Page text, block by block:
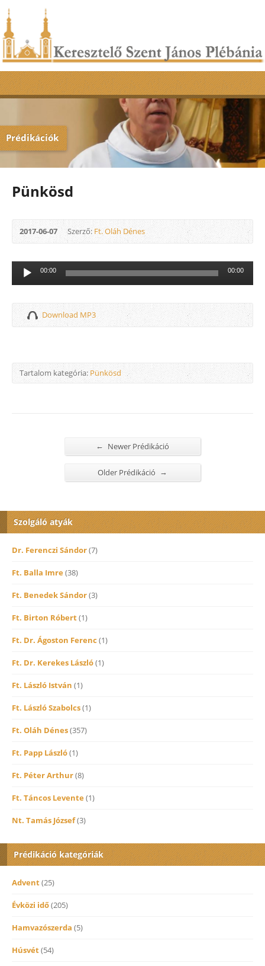
Prédikációk
Pünkösd
2017-06-07 Szerző:Ft. Oláh Dénes
Audió
lejátszó
00:00 00:00
Download MP3
Tartalom kategória:Pünkösd
← Newer Prédikáció
Older Prédikáció →
Szolgáló atyák
Dr. Ferenczi Sándor(7)
Ft. Balla Imre(38)
Ft. Benedek Sándor(3)
Ft. Birton Róbert(1)
Ft. Dr. Ágoston Ferenc (1)
Ft. Dr. Kerekes László(1)
Ft. László István (1)
Ft. László Szabolcs(1)
Ft. Oláh Dénes(357)
Ft. Papp László(1)
Ft. Péter Arthur(8)
Ft. Táncos Levente(1)
Nt. Tamás József(3)
Prédikáció kategóriák
Advent(25)
Évközi idő(205)
Hamvazószerda (5)
Húsvét(54)